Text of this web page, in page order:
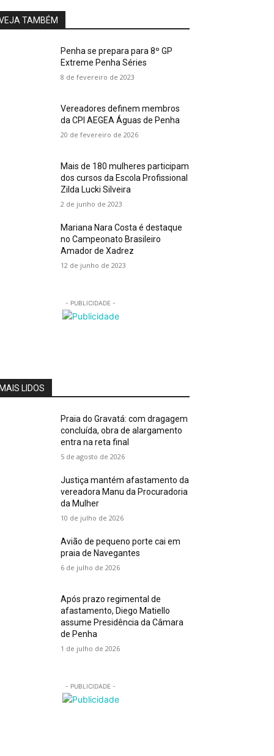
TAMBÉM
Penha se prepara para 8º GP
Extreme Penha Séries
8 de fevereiro de 2023
Vereadores definem membros
da CPI AEGEA Águas de Penha
20 de fevereiro de 2026
Mais de 180 mulheres participam
dos cursos da Escola Profissional
Zilda Lucki Silveira
2 de junho de 2023
Mariana Nara Costa é destaque
no Campeonato Brasileiro
Amador de Xadrez
12 de junho de 2023
- PUBLICIDADE -
MAIS LIDOS
Praia do Gravatá: com dragagem
concluída, obra de alargamento
entra na reta final
5 de agosto de 2026
Justiça mantém afastamento da
vereadora Manu da Procuradoria
da Mulher
10 de julho de 2026
Avião de pequeno porte cai em
praia de Navegantes
6 de julho de 2026
Após prazo regimental de
afastamento, Diego Matiello
assume Presidência da Câmara
de Penha
1 de julho de 2026
- PUBLICIDADE -